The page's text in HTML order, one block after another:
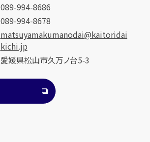
089-994-8686
089-994-8678
matsuyamakumanodai@kaitoridai
kichi.jp
愛媛県松山市久万ノ台5-3